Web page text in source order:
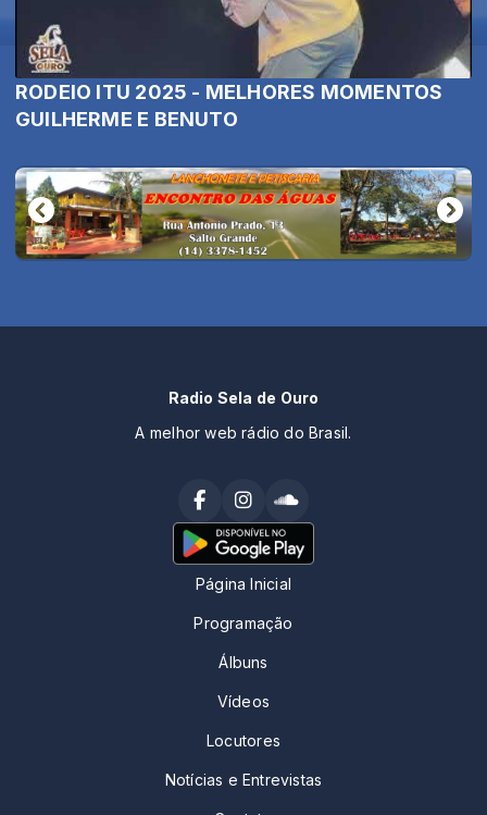
RODEIO ITU 2025 - MELHORES MOMENTOS
GUILHERME E BENUTO
Radio Sela de Ouro
A melhor web rádio do Brasil.
Página Inicial
Programação
Álbuns
Vídeos
Locutores
Notícias e Entrevistas